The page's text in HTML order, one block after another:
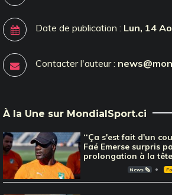
Date de publication : Lun, 14
Contacter l'auteur :
À la Une sur MondialSport.ci
‘‘Ça s'est fait d'un
Faé Emerse surpris
prolongation à la
News 🗞️